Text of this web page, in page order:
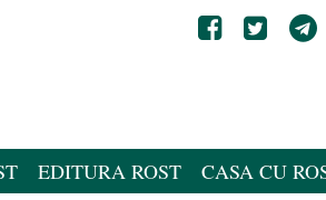
EDITURA ROST CASA CU